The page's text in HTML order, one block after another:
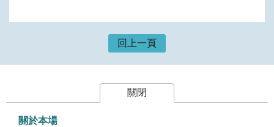
回上一頁
關閉
關於本場